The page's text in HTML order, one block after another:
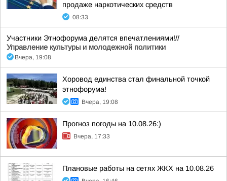
продаже наркотических средств
08:33
Участники Этнофорума делятся впечатлениями!//
Управление культуры и молодежной политики
Вчера, 19:08
Хоровод единства стал финальной точкой
этнофорума!
Вчера, 19:08
Прогноз погоды на 10.08.26:)
Вчера, 17:33
Плановые работы на сетях ЖКХ на 10.08.26